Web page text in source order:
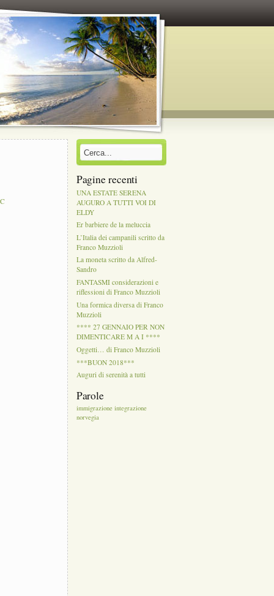
Pagine recenti
UNA ESTATE SERENA
AUGURO A TUTTI VOI DI
ELDY
Er barbiere de la meluccia
L’Italia dei campanili scritto da
Franco Muzzioli
La moneta scritto da Alfred-
Sandro
FANTASMI considerazioni e
riflessioni di Franco Muzzioli
Una formica diversa di Franco
Muzzioli
**** 27 GENNAIO PER NON
DIMENTICARE M A I ****
Oggetti… di Franco Muzzioli
***BUON 2018***
Auguri di serenità a tutti
Parole
immigrazione integrazione
norvegia